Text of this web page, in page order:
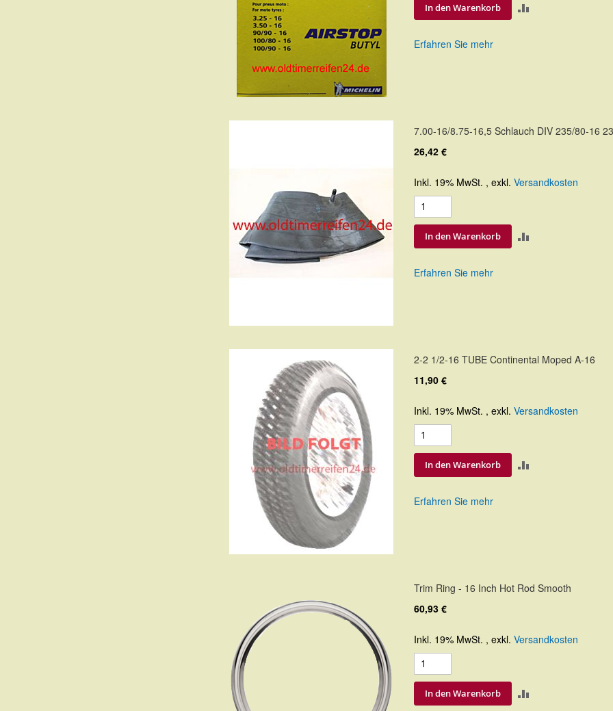
In den Warenkorb
Erfahren Sie mehr
7.00-16/8.75-16,5 Schlauch DIV 235/80-16
26,42 €
Inkl. 19% MwSt. ,exkl.Versandkosten
In den Warenkorb
Erfahren Sie mehr
2-2 1/2-16 TUBE Continental Moped A-16
11,90 €
Inkl. 19% MwSt. ,exkl.Versandkosten
In den Warenkorb
Erfahren Sie mehr
Trim Ring - 16 Inch Hot Rod Smooth
60,93 €
Inkl. 19% MwSt. ,exkl.Versandkosten
In den Warenkorb